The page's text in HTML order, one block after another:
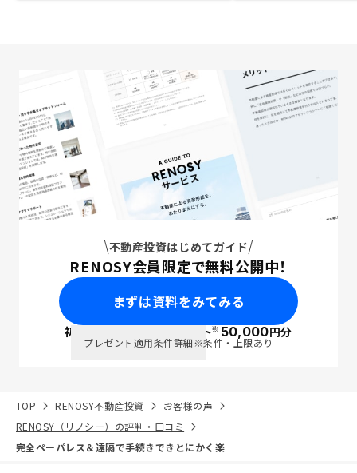
不動産投資はじめてガイド
RENOSY会員限定で無料公開中！
まずは資料をみてみる
初回面談で ポイント※50,000円分
プレゼント適用条件詳細※条件・上限あり
TOP RENOSY不動産投資
お客様の声
RENOSY（リノシー）の評判・口コミ
完全ペーパレス＆遠隔で手続きできとにかく楽